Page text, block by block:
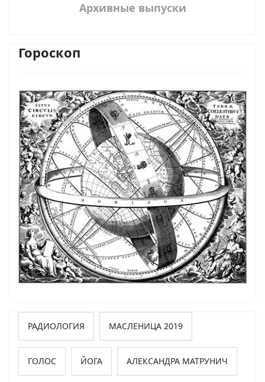
Архивные выпуски
Гороскоп
РАДИОЛОГИЯ МАСЛЕНИЦА 2019
ГОЛОС ЙОГА АЛЕКСАНДРА МАТРУНИЧ